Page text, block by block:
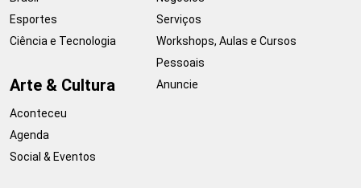
Esportes
Ciência e Tecnologia
Arte & Cultura
Aconteceu
Agenda
Social & Eventos
Serviços
Workshops, Aulas e Cursos
Pessoais
Anuncie